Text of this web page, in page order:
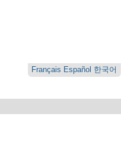
Français Español 한국어